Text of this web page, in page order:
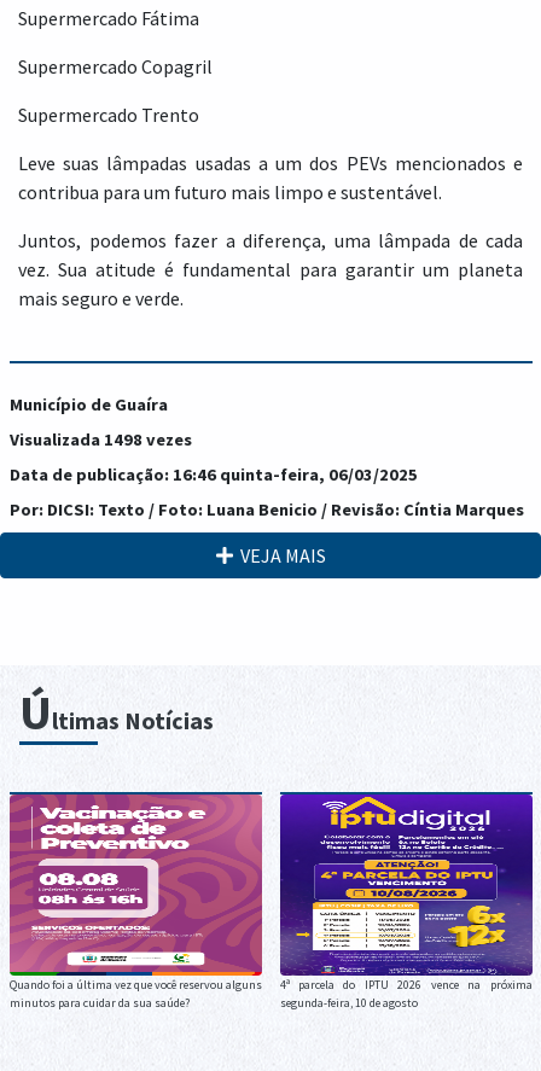
Supermercado Fátima
Supermercado Copagril
Supermercado Trento
Leve suas lâmpadas usadas a um dos PEVs mencionados e
contribua para um futuro mais limpo e sustentável.
Juntos, podemos fazer a diferença, uma lâmpada de cada
vez. Sua atitude é fundamental para garantir um planeta
mais seguro e verde.
Município de Guaíra
Visualizada 1498 vezes
Data de publicação: 16:46 quinta-feira, 06/03/2025
Por: DICSI: Texto / Foto: Luana Benicio / Revisão: Cíntia Marques
VEJA MAIS
Últimas Notícias
Quando foi a última vez que você reservou alguns
minutos para cuidar da sua saúde?
4ª parcela do IPTU 2026 vence na próxima
segunda-feira, 10 de agosto